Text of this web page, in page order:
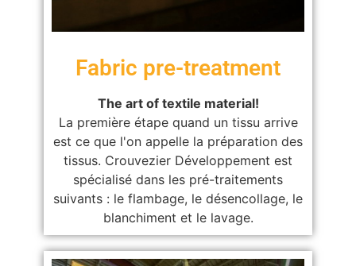
Fabric pre-treatment
The art of textile material!
La première étape quand un tissu arrive
est ce que l'on appelle la préparation des
tissus. Crouvezier Développement est
spécialisé dans les pré-traitements
suivants : le flambage, le désencollage, le
blanchiment et le lavage.